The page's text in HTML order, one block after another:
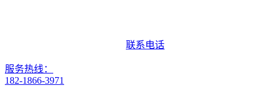
联系电话
服务热线：
182-1866-3971